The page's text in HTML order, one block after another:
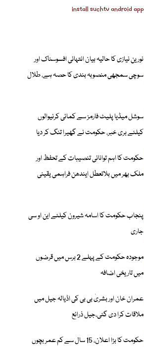
نورین نیازی کا حالیہ بیان انتہائی افسوسناک اور
سوچی سمجھی منصوبہ بندی کا حصہ ہے، طلال
سوشل میڈیا پلیٹ فارمز سے کمائی کرنیوالوں
کیلئے بری خبر، حکومت نے گھیرا تنگ کر دیا
حکومت کا اہم توانائی تنصیبات کے تحفظ اور
ملک بھر میں بلاتعطل ایندھن فراہمی یقینی
پنجاب حکومت کا اسامہ شیرون کیلئے این او سی
جاری
موجودہ حکومت کے پہلے 2 برس میں قرضوں
میں تاریخی اضافہ
عمران خان اور بشریٰ بی بی کی اڈیالہ جیل میں
ملاقات کرا دی گئی،جیل ذرائع
حکومت کا بڑا اعلان، 15 سال سے کم عمر بچوں